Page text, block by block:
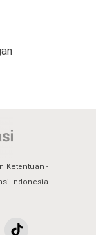
Ketentuan
Indonesia